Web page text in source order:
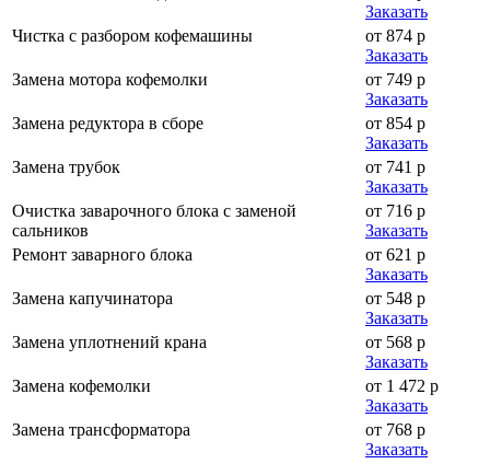
Заказать
Чистка с разбором кофемашины
от 874 р
Заказать
Замена мотора кофемолки
от 749 р
Заказать
Замена редуктора в сборе
от 854 р
Заказать
Замена трубок
от 741 р
Заказать
Очистка заварочного блока с заменой
сальников
от 716 р
Заказать
Ремонт заварного блока
от 621 р
Заказать
Замена капучинатора
от 548 р
Заказать
Замена уплотнений крана
от 568 р
Заказать
Замена кофемолки
от 1 472 р
Заказать
Замена трансформатора
от 768 р
Заказать